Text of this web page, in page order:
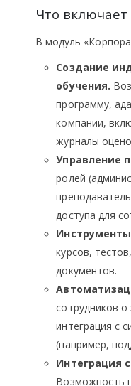
Что
В модуль
Создание
обучения.
программу,
компании,
журналы
Управление
ролей
доступа для
курсов,
документов.
сотрудников
интеграция с
(например,
Интеграция
Возможность